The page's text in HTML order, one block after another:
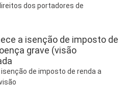
dos portadores de
a isenção de imposto de
grave (visão
de imposto de renda a